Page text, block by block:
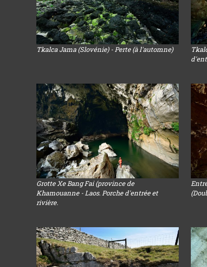
Tkalca Jama (Slovénie) - Perte (à l'automne)
Grotte Xe Bang Fai (province de
Khamouanne - Laos. Porche d'entrée et
rivière.